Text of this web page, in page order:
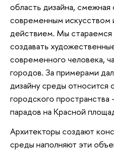
область дизайна, смежная
современным искусством
действием. Мы стараемся
создавать
современного человека,
городов. За примерами
дизайну среды относится
городского
парадов на Красной
Архитекторы создают
среды наполняют эти